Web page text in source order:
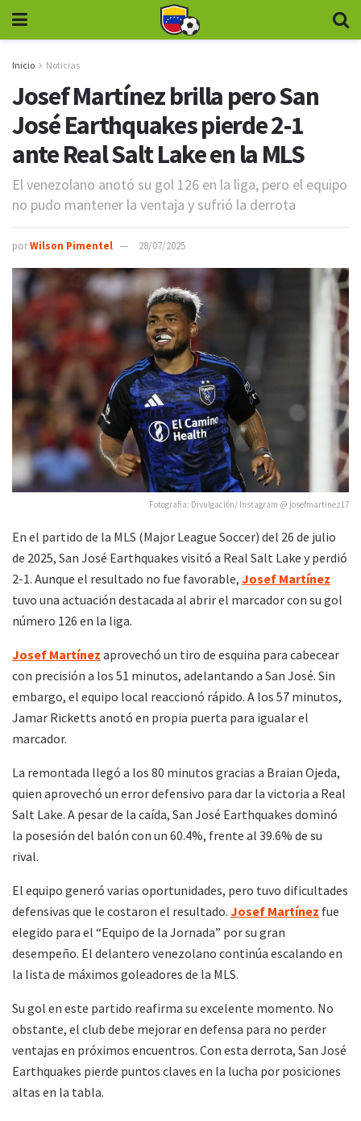
Inicio Noticias
Josef Martínez brilla pero San
José Earthquakes pierde 2-1
ante Real Salt Lake en la MLS
El venezolano anotó su gol 126 en la liga, pero el equipo
no pudo mantener la ventaja y sufrió la derrota
porWilson Pimentel 28/07/2025
Fotografia: Divulgación/ Instagram @ josefmartinez17
En el partido de la MLS (Major League Soccer) del 26 de julio
de 2025, San José Earthquakes visitó a Real Salt Lake y perdió
2-1. Aunque el resultado no fue favorable, Josef Martínez
tuvo una actuación destacada al abrir el marcador con su gol
número 126 en la liga.
Josef Martínez aprovechó un tiro de esquina para cabecear
con precisión a los 51 minutos, adelantando a San José. Sin
embargo, el equipo local reaccionó rápido. A los 57 minutos,
Jamar Ricketts anotó en propia puerta para igualar el
marcador.
La remontada llegó a los 80 minutos gracias a Braian Ojeda,
quien aprovechó un error defensivo para dar la victoria a Real
Salt Lake. A pesar de la caída, San José Earthquakes dominó
la posesión del balón con un 60.4%, frente al 39.6% de su
rival.
El equipo generó varias oportunidades, pero tuvo dificultades
defensivas que le costaron el resultado. Josef Martínez fue
elegido para el “Equipo de la Jornada” por su gran
desempeño. El delantero venezolano continúa escalando en
la lista de máximos goleadores de la MLS.
Su gol en este partido reafirma su excelente momento. No
obstante, el club debe mejorar en defensa para no perder
ventajas en próximos encuentros. Con esta derrota, San José
Earthquakes pierde puntos claves en la lucha por posiciones
altas en la tabla.